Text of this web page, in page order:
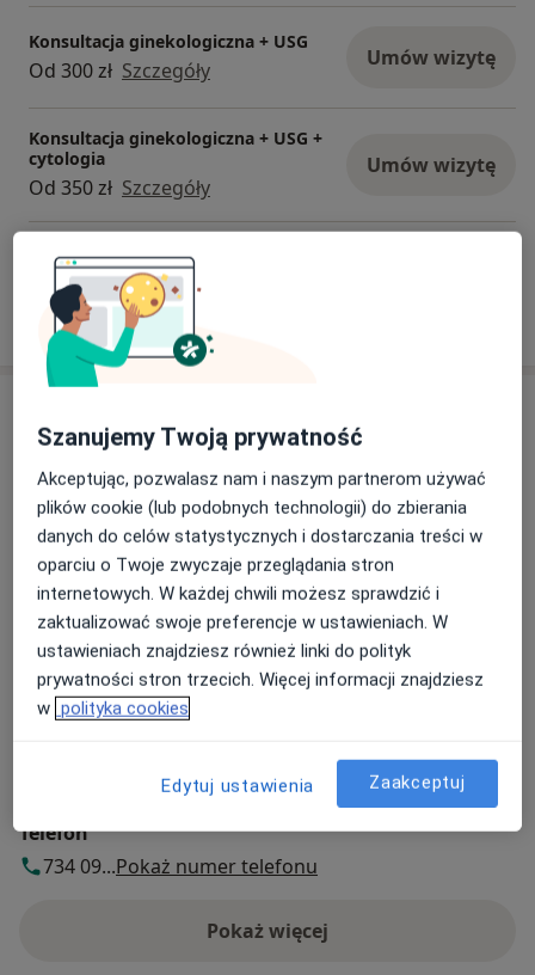
Konsultacja ginekologiczna + USG
Od 300 zł Szczegóły Umów wizytę
Konsultacja ginekologiczna + USG +
cytologia
Od 350 zł Szczegóły
Umów wizytę
W jaki sposób ustalane są ceny?
Adres 1 Adres 2
Centrum Medyczne Kantego
św. Stanisława 9,32-540Trzebinia
Powiększ mapęotwiera się w nowej karcie
Dostępność
Telefon
734 09...Pokaż numer telefonu
Pokaż więcej
o adresie
Szanujemy Twoją prywatność
Akceptując, pozwalasz nam i naszym partnerom używać
plików cookie (lub podobnych technologii) do zbierania
danych do celów statystycznych i dostarczania treści w
oparciu o Twoje zwyczaje przeglądania stron
internetowych. W każdej chwili możesz sprawdzić i
zaktualizować swoje preferencje w ustawieniach. W
ustawieniach znajdziesz również linki do polityk
prywatności stron trzecich. Więcej informacji znajdziesz
w polityka cookies
Edytuj ustawienia Zaakceptuj